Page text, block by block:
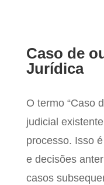
Caso de
Jurídica
O termo “Caso
judicial
processo. Isso
e decisões
casos